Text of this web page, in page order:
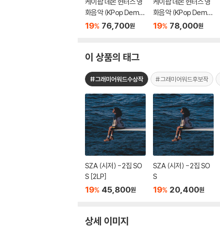
화음악 (KPop Demo
n Hunters From The
19% 76,700원
화음악 (KPop Demo
n Hunters From The
19% 78,000원
이 상품의 태그
#그래미어워드수상작 #그래미어워드후보작
SZA (시저) - 2집 SO
S [2LP]
19% 45,800원
SZA (시저) - 2집 SO
S
19% 20,400원
상세 이미지